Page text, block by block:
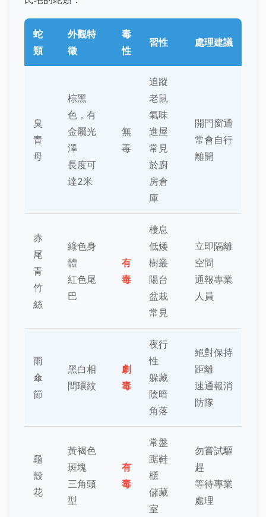
蛇
類
外觀特
徵
毒
性
習性 處理建議
臭
青
母
棕黑
色，有
金屬光
澤
長度可
達2米
無
毒
追蹤
老鼠
氣味
進屋
常見
於廚
房倉
庫
開門窗通
常會自行
離開
赤
尾
青
竹
絲
綠色身
體
紅色尾
巴
有
毒
棲息
低矮
樹叢
陽台
盆栽
常見
立即隔離
空間
通報專業
人員
雨
傘
節
黑白相
間環紋
劇
毒
夜行
性
躲藏
陰暗
角落
絕對保持
距離
速通報消
防隊
龜
殼
花
黃褐色
斑塊
三角頭
型
有
毒
常盤
踞鞋
櫃
儲藏
室
勿嘗試驅
趕
等待專業
處理